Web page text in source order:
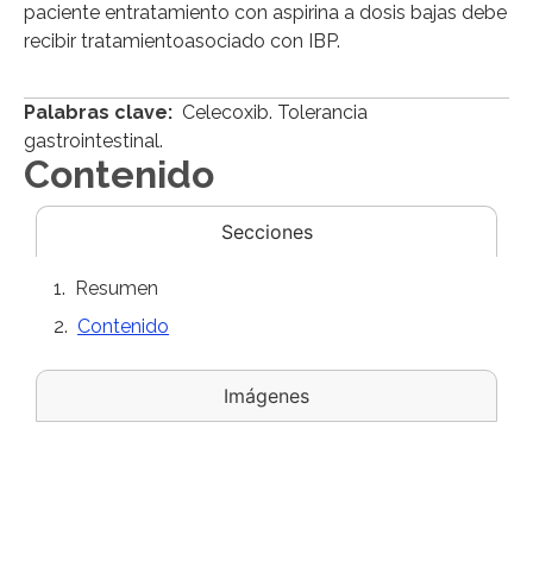
paciente entratamiento con aspirina a dosis bajas debe
recibir tratamientoasociado con IBP.
Palabras clave: Celecoxib. Tolerancia
gastrointestinal.
Contenido
Secciones
Imágenes
Resumen
Contenido